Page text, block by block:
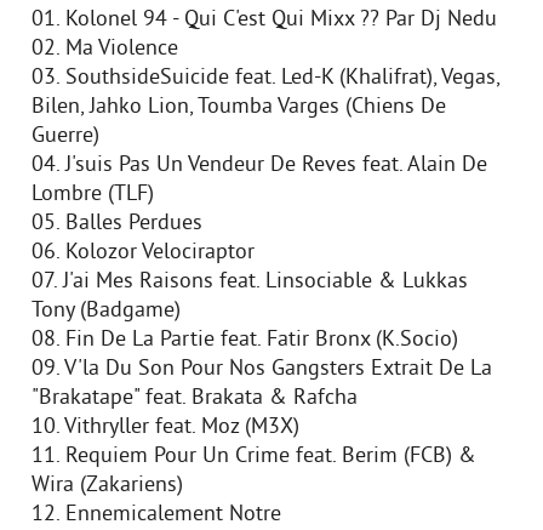
01. Kolonel 94 - Qui C'est Qui Mixx ?? Par Dj Nedu
02. Ma Violence
03. SouthsideSuicide feat. Led-K (Khalifrat), Vegas,
Bilen, Jahko Lion, Toumba Varges (Chiens De
Guerre)
04. J'suis Pas Un Vendeur De Reves feat. Alain De
Lombre (TLF)
05. Balles Perdues
06. Kolozor Velociraptor
07. J'ai Mes Raisons feat. Linsociable & Lukkas
Tony (Badgame)
08. Fin De La Partie feat. Fatir Bronx (K.Socio)
09. V'la Du Son Pour Nos Gangsters Extrait De La
"Brakatape" feat. Brakata & Rafcha
10. Vithryller feat. Moz (M3X)
11. Requiem Pour Un Crime feat. Berim (FCB) &
Wira (Zakariens)
12. Ennemicalement Notre